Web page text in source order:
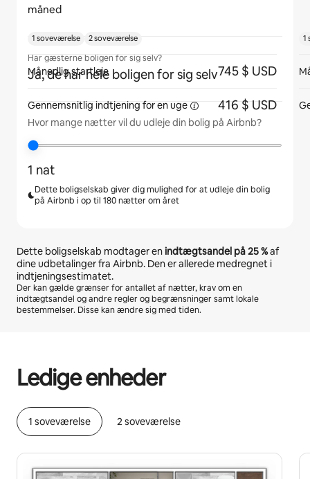
måned
Har gæsterne boligen for sig selv?
Ja, de har hele boligen for sig selv
Hvor mange nætter vil du udleje din bolig på Airbnb?
1 nat
Dette boligselskab giver dig mulighed for at udleje din bolig
på Airbnb i op til 180 nætter om året
Dette boligselskab modtager enindtægtsandel på25 %af
dine udbetalinger fra Airbnb. Den er allerede medregnet i
indtjeningsestimatet.
Der kan gælde grænser for antallet af nætter, krav om en
indtægtsandel og andre regler og begrænsninger samt lokale
bestemmelser. Disse kan ændre sig med tiden.
Ledige enheder
1 soveværelse 2 soveværelse
1 soveværelse 2 soveværelse
Månedlig startleje 745 $ USD
Gennemsnitlig indtjening foren uge 416 $ USD
1